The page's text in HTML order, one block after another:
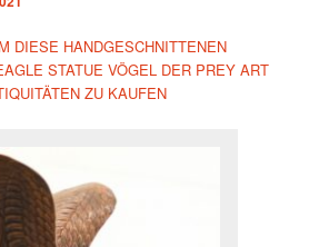
DIESE HANDGESCHNITTENEN
STATUE VÖGEL DER PREY ART
ZU KAUFEN